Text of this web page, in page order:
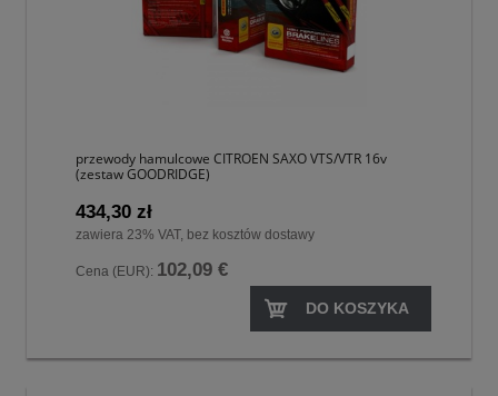
przewody hamulcowe CITROEN SAXO VTS/VTR 16v
(zestaw GOODRIDGE)
434,30 zł
zawiera 23% VAT, bez kosztów dostawy
Cena (EUR): 102,09 €
DO KOSZYKA